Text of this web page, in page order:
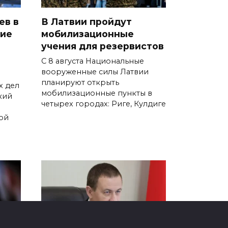
в
дел
В Латвии пройдут
мобилизационные
учения для резервистов
С 8 августа Национальные
вооруженные силы Латвии
планируют открыть
мобилизационные пункты в
четырех городах: Риге, Кулдиге